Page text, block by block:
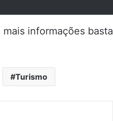
informações basta
Turismo